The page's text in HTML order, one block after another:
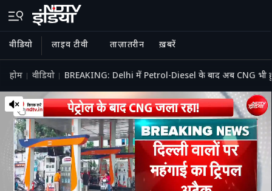
वीडियो लाइव टीवी ताज़ातरीन ख़बरें
होम वीडियो BREAKING: Delhi में Petrol-Diesel के बाद अब CNG भी